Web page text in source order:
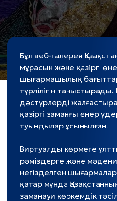
Бұл веб-галерея
мұрасын және қазіргі
шығармашылық
түрлілігін
дәстүрлерді
қазіргі заманғы өнер
туындылар ұсынылған.
Виртуалды көрмеге
рәміздерге және
негізделген
қатар мұнда
заманауи көркемдік